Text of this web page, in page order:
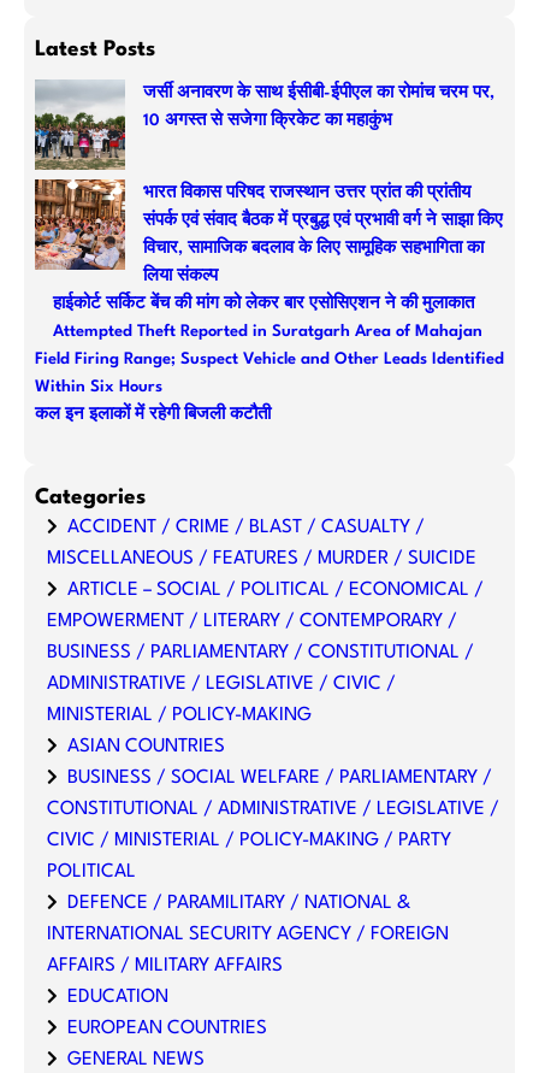
a
c
h
Latest Posts
जर्सी अनावरण के साथ ईसीबी-ईपीएल का रोमांच चरम पर,
10 अगस्त से सजेगा क्रिकेट का महाकुंभ
भारत विकास परिषद राजस्थान उत्तर प्रांत की प्रांतीय
संपर्क एवं संवाद बैठक में प्रबुद्ध एवं प्रभावी वर्ग ने साझा किए
विचार, सामाजिक बदलाव के लिए सामूहिक सहभागिता का
लिया संकल्प
हाईकोर्ट सर्किट बेंच की मांग को लेकर बार एसोसिएशन ने की मुलाकात
Attempted Theft Reported in Suratgarh Area of Mahajan
Field Firing Range; Suspect Vehicle and Other Leads Identified
Within Six Hours
कल इन इलाकों में रहेगी बिजली कटौती
Categories
ACCIDENT / CRIME / BLAST / CASUALTY /
MISCELLANEOUS / FEATURES / MURDER / SUICIDE
ARTICLE – SOCIAL / POLITICAL / ECONOMICAL /
EMPOWERMENT / LITERARY / CONTEMPORARY /
BUSINESS / PARLIAMENTARY / CONSTITUTIONAL /
ADMINISTRATIVE / LEGISLATIVE / CIVIC /
MINISTERIAL / POLICY-MAKING
ASIAN COUNTRIES
BUSINESS / SOCIAL WELFARE / PARLIAMENTARY /
CONSTITUTIONAL / ADMINISTRATIVE / LEGISLATIVE /
CIVIC / MINISTERIAL / POLICY-MAKING / PARTY
POLITICAL
DEFENCE / PARAMILITARY / NATIONAL &
INTERNATIONAL SECURITY AGENCY / FOREIGN
AFFAIRS / MILITARY AFFAIRS
EDUCATION
EUROPEAN COUNTRIES
GENERAL NEWS